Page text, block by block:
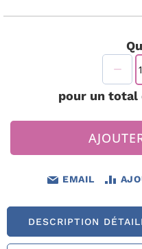
pour un total
EMAIL
DESCRIPTION